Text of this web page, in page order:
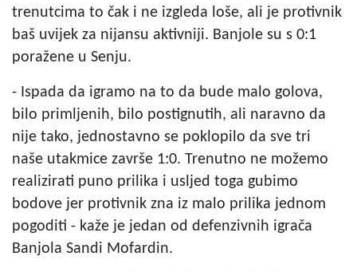
trenutcima to čak i ne izgleda loše, ali je protivnik
baš uvijek za nijansu aktivniji. Banjole su s 0:1
poražene u Senju.
- Ispada da igramo na to da bude malo golova,
bilo primljenih, bilo postignutih, ali naravno da
nije tako, jednostavno se poklopilo da sve tri
naše utakmice završe 1:0. Trenutno ne možemo
realizirati puno prilika i usljed toga gubimo
bodove jer protivnik zna iz malo prilika jednom
pogoditi - kaže je jedan od defenzivnih igrača
Banjola Sandi Mofardin.